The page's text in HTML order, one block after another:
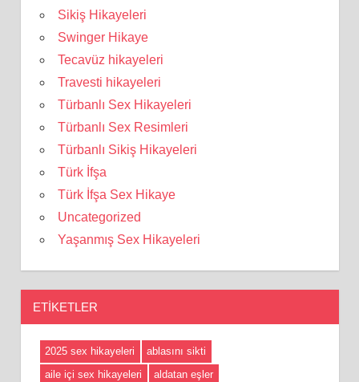
Sikiş Hikayeleri
Swinger Hikaye
Tecavüz hikayeleri
Travesti hikayeleri
Türbanlı Sex Hikayeleri
Türbanlı Sex Resimleri
Türbanlı Sikiş Hikayeleri
Türk İfşa
Türk İfşa Sex Hikaye
Uncategorized
Yaşanmış Sex Hikayeleri
ETIKETLER
2025 sex hikayeleri
ablasını sikti
aile içi sex hikayeleri
aldatan eşler